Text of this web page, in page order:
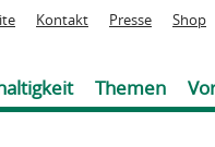
Kontakt Presse Shop
Themen